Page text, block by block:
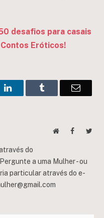
desafios para casais
Eróticos!
LinkedInTumblr Email
WebsiteFacebook
do
a uma Mulher - ou
particular através do e-